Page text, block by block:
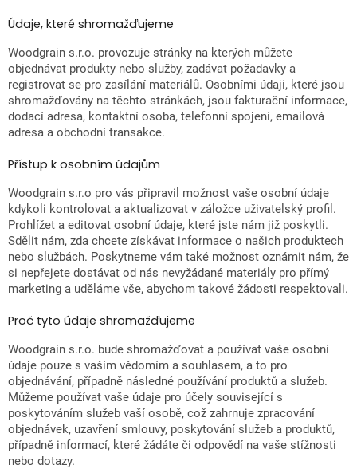
Údaje, které shromažďujeme
Woodgrain s.r.o. provozuje stránky na kterých můžete
objednávat produkty nebo služby, zadávat požadavky a
registrovat se pro zasílání materiálů. Osobními údaji, které jsou
shromažďovány na těchto stránkách, jsou fakturační informace,
dodací adresa, kontaktní osoba, telefonní spojení, emailová
adresa a obchodní transakce.
Přístup k osobním údajům
Woodgrain s.r.o pro vás připravil možnost vaše osobní údaje
kdykoli kontrolovat a aktualizovat v záložce uživatelský profil.
Prohlížet a editovat osobní údaje, které jste nám již poskytli.
Sdělit nám, zda chcete získávat informace o našich produktech
nebo službách. Poskytneme vám také možnost oznámit nám, že
si nepřejete dostávat od nás nevyžádané materiály pro přímý
marketing a uděláme vše, abychom takové žádosti respektovali.
Proč tyto údaje shromažďujeme
Woodgrain s.r.o. bude shromažďovat a používat vaše osobní
údaje pouze s vaším vědomím a souhlasem, a to pro
objednávání, případně následné používání produktů a služeb.
Můžeme používat vaše údaje pro účely související s
poskytováním služeb vaší osobě, což zahrnuje zpracování
objednávek, uzavření smlouvy, poskytování služeb a produktů,
případně informací, které žádáte či odpovědí na vaše stížnosti
nebo dotazy.